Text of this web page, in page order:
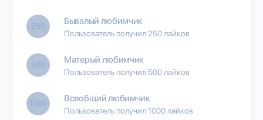
250 Бывалый любимчик
Пользователь получил 250 лайков
500 Матерый любимчик
Пользователь получил 500 лайков
1000 Всеобщий любимчик
Пользователь получил 1000 лайков